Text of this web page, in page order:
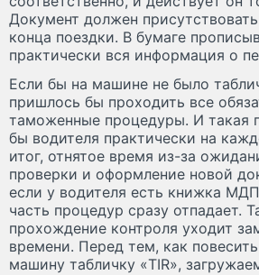
Документ должен
конца поездки. В бумаге
практически вся информация о
Если бы на машине не было
пришлось бы проходить все
таможенные процедуры. И такая
бы водителя практически на
итог, отнятое время из-за
проверки и оформление новой
если у водителя есть книжка
часть процедур сразу отпадает.
прохождение контроля уходит
времени. Перед тем, как
машину табличку «TIR»,